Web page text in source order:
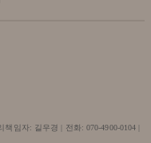
임자: 길우경 | 전화: 070-4900-0104 |